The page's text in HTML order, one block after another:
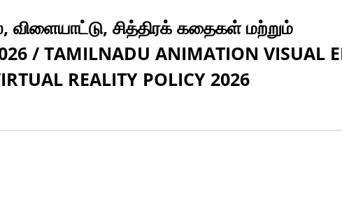
விளையாட்டு, சித்திரக் கதைகள் மற்றும்
/ TAMILNADU ANIMATION VISUAL
REALITY POLICY 2026